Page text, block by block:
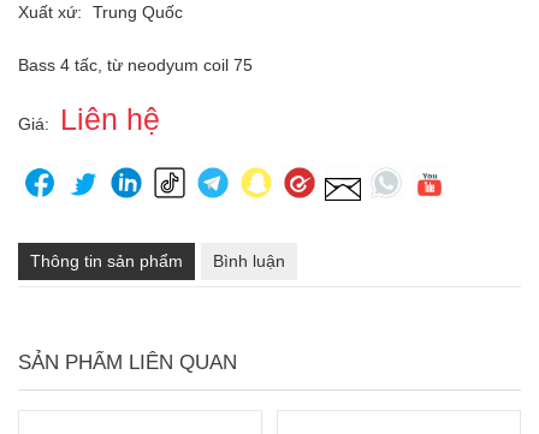
Xuất xứ: Trung Quốc
Bass 4 tấc, từ neodyum coil 75
Giá: Liên hệ
Thông tin sản phẩm Bình luận
SẢN PHẨM LIÊN QUAN